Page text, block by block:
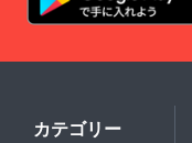
カテゴリー